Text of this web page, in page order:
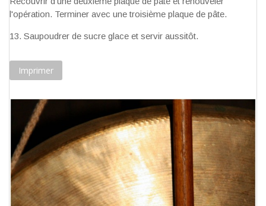
l'opération. Terminer avec une troisième plaque de pâte.
Saupoudrer de sucre glace et servir aussitôt.
Imprimer